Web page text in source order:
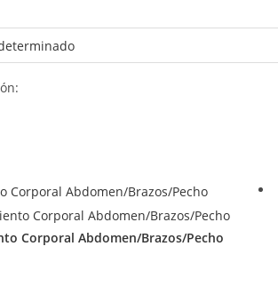
Corporal Abdomen/Brazos/Pecho